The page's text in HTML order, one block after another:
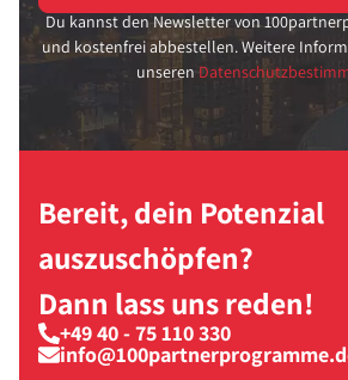
Du kannst den Newsletter von
und kostenfrei abbestellen. Weitere
unseren
Bereit, dein Potenzial
auszuschöpfen?
Dann lass uns reden!
+49 40 - 75 110 330